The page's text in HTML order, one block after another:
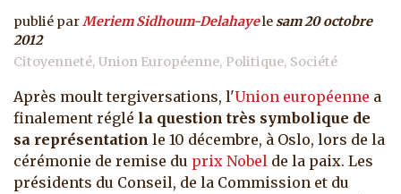
publié parMeriem Sidhoum-Delahayele sam 20 octobre
2012
Citoyenneté Union Européenne Politique Société
Après moult tergiversations, l'Union européenne a
finalement réglé la question très symbolique de
sa représentation le 10 décembre, à Oslo, lors de la
cérémonie de remise du prix Nobel de la paix. Les
présidents du Conseil, de la Commission et du